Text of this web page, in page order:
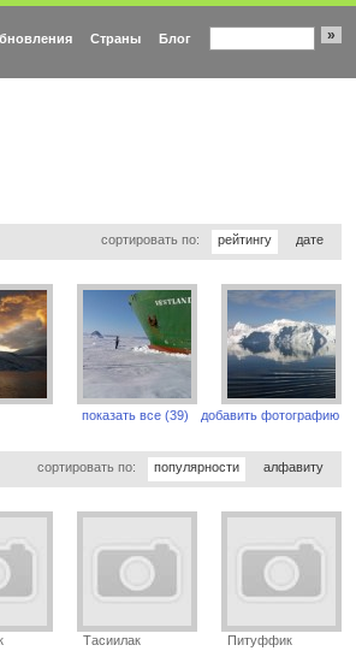
Страны Блог »
сортировать по: рейтингу дате
добавить фотографию
показать все (39)
сортировать по: популярности алфавиту
Тасиилак Питуффик